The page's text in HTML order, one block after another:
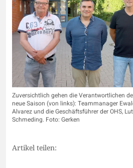
Zuversichtlich gehen die Verantwortlichen
neue Saison (von links): Teammanager
Alvarez und die Geschäftsführer der OHS,
Schmeding. Foto: Gerken
Artikel teilen: